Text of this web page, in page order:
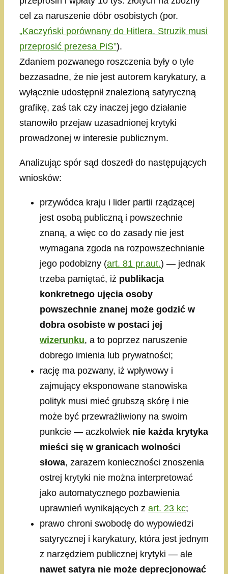
cel za naruszenie dóbr osobistych (por.
„Kaczyński porównany do Hitlera. Struzik musi
przeprosić prezesa PiS”).
Zdaniem pozwanego roszczenia były o tyle
bezzasadne, że nie jest autorem karykatury, a
wyłącznie udostępnił znalezioną satyryczną
grafikę, zaś tak czy inaczej jego działanie
stanowiło przejaw uzasadnionej krytyki
prowadzonej w interesie publicznym.
Analizując spór sąd doszedł do następujących
wniosków:
przywódca kraju i lider partii rządzącej
jest osobą publiczną i powszechnie
znaną, a więc co do zasady nie jest
wymagana zgoda na rozpowszechnianie
jego podobizny (art. 81 pr.aut.) — jednak
trzeba pamiętać, iż publikacja
konkretnego ujęcia osoby
powszechnie znanej może godzić w
dobra osobiste w postaci jej
wizerunku, a to poprzez naruszenie
dobrego imienia lub prywatności;
rację ma pozwany, iż wpływowy i
zajmujący eksponowane stanowiska
polityk musi mieć grubszą skórę i nie
może być przewrażliwiony na swoim
punkcie — aczkolwiek nie każda krytyka
mieści się w granicach wolności
słowa, zarazem konieczności znoszenia
ostrej krytyki nie można interpretować
jako automatycznego pozbawienia
uprawnień wynikających z art. 23 kc;
prawo chroni swobodę do wypowiedzi
satyrycznej i karykatury, która jest jednym
z narzędziem publicznej krytyki — ale
nawet satyra nie może deprecjonować